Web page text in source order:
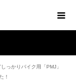
っかりバイク用「PMJ」
！